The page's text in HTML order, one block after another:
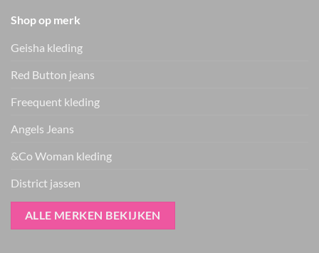
Shop op merk
Geisha kleding
Red Button jeans
Freequent kleding
Angels Jeans
&Co Woman kleding
District jassen
ALLE MERKEN BEKIJKEN